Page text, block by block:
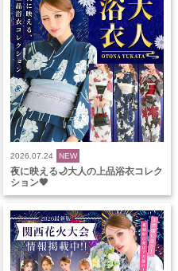
2026.07.24 NEW
夜に映える🌙大人の上品浴衣コレク
ション🖤